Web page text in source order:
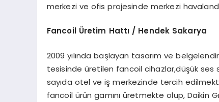
merkezi ve ofis projesinde merkezi
Fancoil Üretim Hattı / Hendek Sakarya
2009 yılında başlayan tasarım ve
tesisinde üretilen fancoil cihazlar,düşük ses
sayıda otel ve iş merkezinde tercih
fancoil ürün gamını üretmekte olup, Daikin